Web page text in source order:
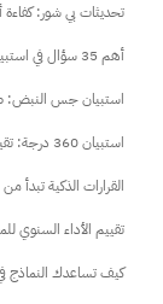
تحديثات بي شور: كفاءة
أهم 35 سؤال في استبيان الموظف الجديد: دليل شامل لتعزيز تجربة الانضمام
استبيان جس النبض:
استبيان 360 درجة: تقييم شامل لتحسين أداء الموظفين
القرارات الذكية تبدأ
تقييم الأداء السنوي
كيف تساعدك النماذج